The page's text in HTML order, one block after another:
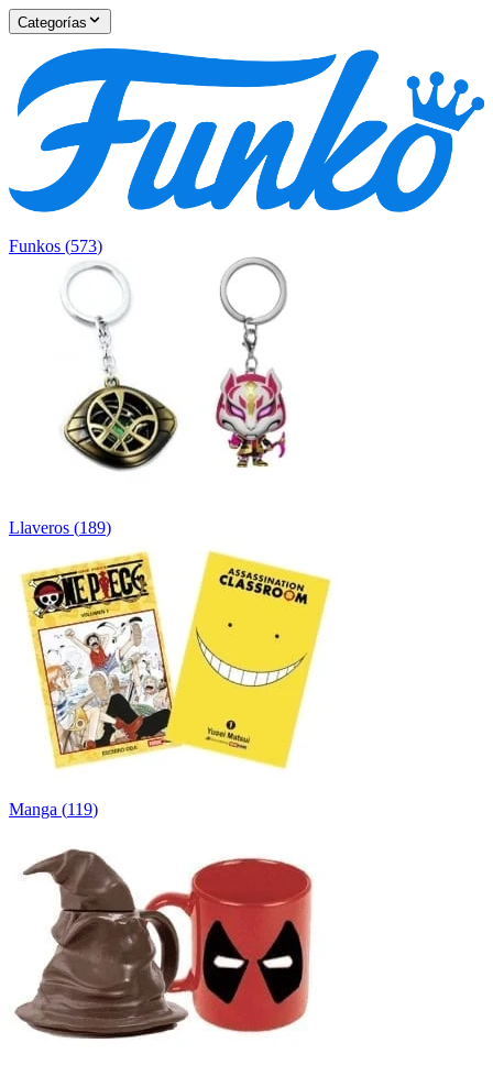
Categorías
Funkos (573)
Llaveros (189)
Manga (119)